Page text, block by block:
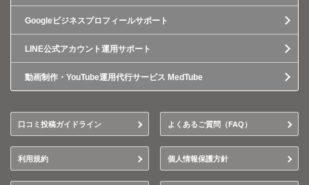
Googleビジネスプロフィールサポート
LINE公式アカウント運用サポート
動画制作・YouTube運用代行サービス MedTube
口コミ投稿ガイドライン よくあるご質問（FAQ）
利用規約 個人情報保護方針